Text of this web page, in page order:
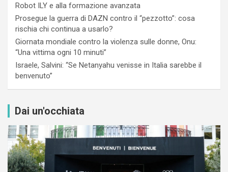
Robot ILY e alla formazione avanzata
Prosegue la guerra di DAZN contro il “pezzotto”: cosa
rischia chi continua a usarlo?
Giornata mondiale contro la violenza sulle donne, Onu:
“Una vittima ogni 10 minuti”
Israele, Salvini: “Se Netanyahu venisse in Italia sarebbe il
benvenuto”
Dai un'occhiata